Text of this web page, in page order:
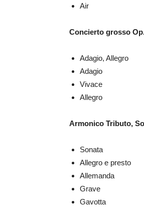
Air
Concierto grosso
Adagio, Allegro
Adagio
Vivace
Allegro
Armonico Tributo,
Sonata
Allegro e presto
Allemanda
Grave
Gavotta